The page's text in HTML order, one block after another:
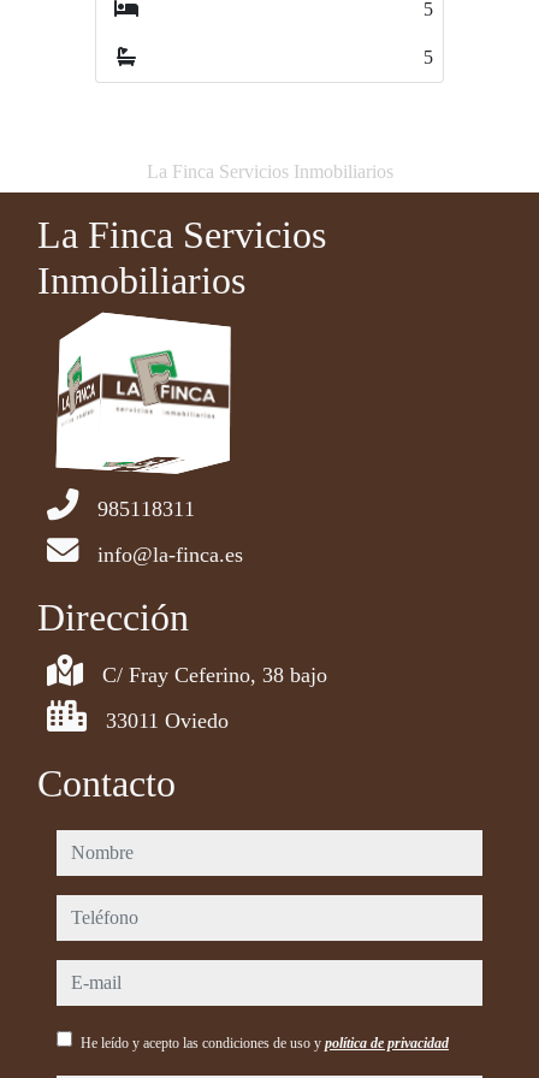
La Finca Servicios Inmobiliarios
La Finca Servicios
Inmobiliarios
985118311
info@la-finca.es
Dirección
C/ Fray Ceferino, 38 bajo
33011 Oviedo
Contacto
nombre
teléfono
e-mail
He leído y acepto las condiciones de uso y política de privacidad